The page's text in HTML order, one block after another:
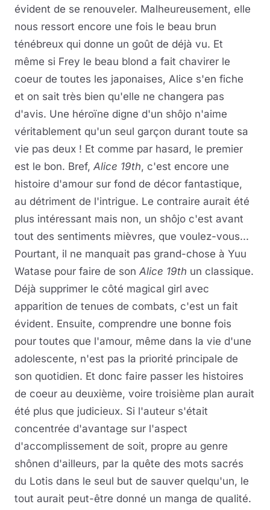
évident de se renouveler. Malheureusement, elle
nous ressort encore une fois le beau brun
ténébreux qui donne un goût de déjà vu. Et
même si Frey le beau blond a fait chavirer le
coeur de toutes les japonaises, Alice s'en fiche
et on sait très bien qu'elle ne changera pas
d'avis. Une héroïne digne d'un shôjo n'aime
véritablement qu'un seul garçon durant toute sa
vie pas deux ! Et comme par hasard, le premier
est le bon. Bref, Alice 19th, c'est encore une
histoire d'amour sur fond de décor fantastique,
au détriment de l'intrigue. Le contraire aurait été
plus intéressant mais non, un shôjo c'est avant
tout des sentiments mièvres, que voulez-vous...
Pourtant, il ne manquait pas grand-chose à Yuu
Watase pour faire de son Alice 19th un classique.
Déjà supprimer le côté magical girl avec
apparition de tenues de combats, c'est un fait
évident. Ensuite, comprendre une bonne fois
pour toutes que l'amour, même dans la vie d'une
adolescente, n'est pas la priorité principale de
son quotidien. Et donc faire passer les histoires
de coeur au deuxième, voire troisième plan aurait
été plus que judicieux. Si l'auteur s'était
concentrée d'avantage sur l'aspect
d'accomplissement de soit, propre au genre
shônen d'ailleurs, par la quête des mots sacrés
du Lotis dans le seul but de sauver quelqu'un, le
tout aurait peut-être donné un manga de qualité.